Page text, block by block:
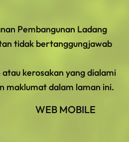
Pembangunan Ladang
tidak bertanggungjawab
kerosakan yang dialami
maklumat dalam laman ini.
WEB MOBILE